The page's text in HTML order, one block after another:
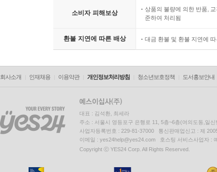
소비자 피해보상
상품의 불량에 의한 반품,
준하여 처리됨
환불 지연에 따른 배상 대금 환불 및 환불 지연에
회사소개 인재채용 이용약관 개인정보처리방침 청소년보호정책 도서홍보안내
대표 : 김석환, 최세라
주소 : 서울시 영등포구 은행로 11, 5층~6층(여의도동,일신
사업자등록번호 : 229-81-37000 통신판매업신고 : 제
이메일 : yes24help@yes24.com 호스팅 서비스사업자 :
Copyright ⓒ YES24 Corp. All Rights Reserved.